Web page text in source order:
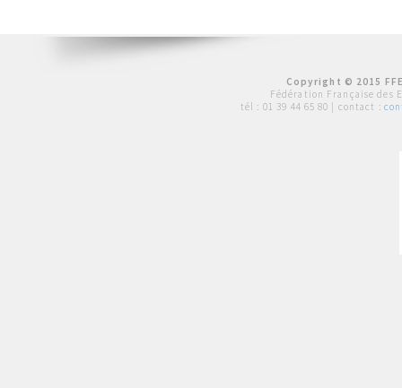
Copyright © 2015
Fédération Française des
tél : 01 39 44 65 80 | contact :